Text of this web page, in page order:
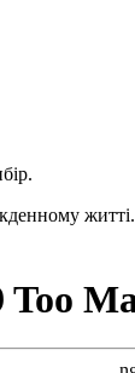
житті.